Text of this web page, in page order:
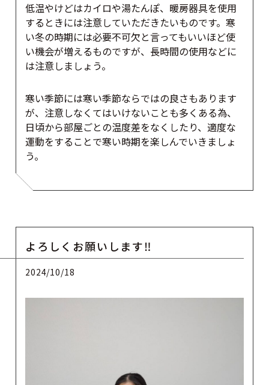
低温やけどはカイロや湯たんぽ、暖房器具を使用
するときには注意していただきたいものです。寒
い冬の時期には必要不可欠と言ってもいいほど使
い機会が増えるものですが、長時間の使用などに
は注意しましょう。
寒い季節には寒い季節ならではの良さもあります
が、注意しなくてはいけないことも多くある為、
日頃から部屋ごとの温度差をなくしたり、適度な
運動をすることで寒い時期を楽しんでいきましょ
う。
よろしくお願いします‼
2024/10/18